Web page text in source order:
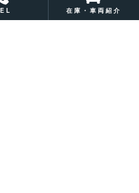
プライバシーポリシー
在庫・車両紹介